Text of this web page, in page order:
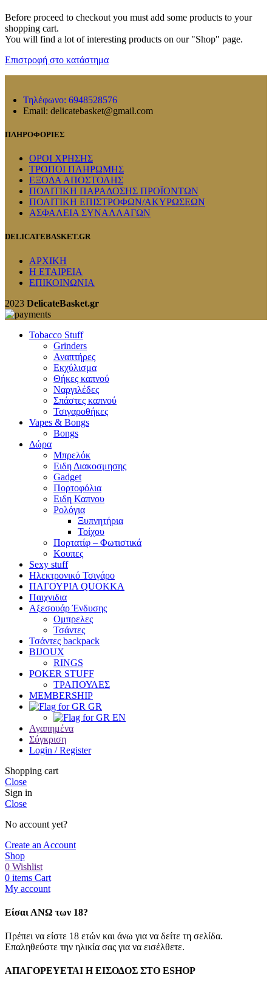
Before proceed to checkout you must add some products to your
shopping cart.
You will find a lot of interesting products on our "Shop" page.
Επιστροφή στο κατάστημα
Τηλέφωνο: 6948528576
Email: delicatebasket@gmail.com
ΠΛΗΡΟΦΟΡΙΕΣ
ΟΡΟΙ ΧΡΗΣΗΣ
ΤΡΟΠΟΙ ΠΛΗΡΩΜΗΣ
ΕΞΟΔΑ ΑΠΟΣΤΟΛΗΣ
ΠΟΛΙΤΙΚΗ ΠΑΡΑΔΟΣΗΣ ΠΡΟΪΟΝΤΩΝ
ΠΟΛΙΤΙΚΗ ΕΠΙΣΤΡΟΦΩΝ/ΑΚΥΡΩΣΕΩΝ
ΑΣΦΑΛΕΙΑ ΣΥΝΑΛΛΑΓΩΝ
DELICATEBASKET.GR
ΑΡΧΙΚΗ
Η ΕΤΑΙΡΕΙΑ
ΕΠΙΚΟΙΝΩΝΙΑ
2023 DelicateBasket.gr
Tobacco Stuff
Grinders
Αναπτήρες
Εκχύλισμα
Θήκες καπνού
Ναργιλέδες
Σπάστες καπνού
Τσιγαροθήκες
Vapes & Bongs
Bongs
Δώρα
Μπρελόκ
Eιδη Διακοσμησης
Gadget
Πορτοφόλια
Ειδη Καπνου
Ρολόγια
Ξυπνητήρια
Τοίχου
Πορτατίφ – Φωτιστικά
Κουπες
Sexy stuff
Ηλεκτρονικό Τσιγάρο
ΠΑΓΟΥΡΙΑ QUOKKA
Παιχνιδια
Αξεσουάρ Ένδυσης
Oμπρελες
Τσάντες
Τσάντες backpack
BIJOUX
RINGS
POKER STUFF
ΤΡΑΠΟΥΛΕΣ
MEMBERSHIP
GR
EN
Αγαπημένα
Σύγκριση
Login / Register
Shopping cart
Close
Sign in
Close
No account yet?
Create an Account
Shop
0 Wishlist
0 items Cart
My account
Είσαι ΑΝΩ των 18?
Πρέπει να είστε 18 ετών και άνω για να δείτε τη σελίδα.
Επαληθεύστε την ηλικία σας για να εισέλθετε.
ΑΠΑΓΟΡΕΥΕΤΑΙ Η ΕΙΣΟΔΟΣ ΣΤO ESHOP